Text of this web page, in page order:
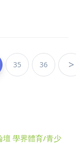
35 36 >
壇 學界體育/青少